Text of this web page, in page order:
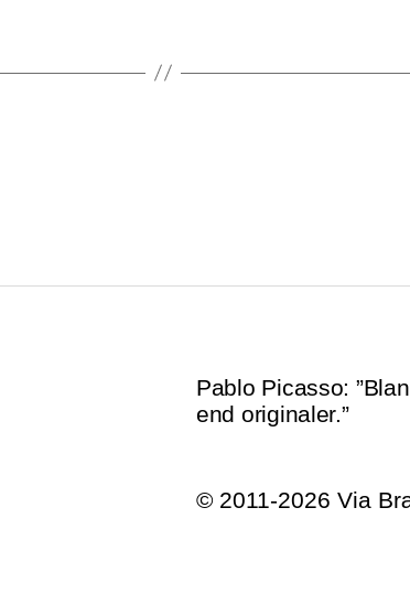
Pablo Picasso:
end originaler.”
© 2011-2026 Via